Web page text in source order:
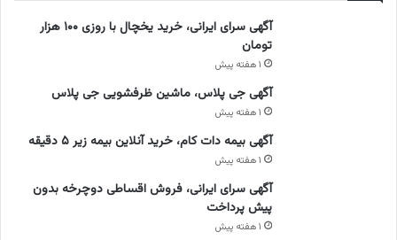
آگهی سرای ایرانی، خرید یخچال با روزی ۱۰۰ هزار
تومان
۱ هفته پیش
آگهی جی پلاس، ماشین ظرفشویی جی پلاس
۱ هفته پیش
آگهی بیمه دات کام، خرید آنلاین بیمه زیر ۵ دقیقه
۱ هفته پیش
آگهی سرای ایرانی، فروش اقساطی دوچرخه بدون
پیش پرداخت
۱ هفته پیش